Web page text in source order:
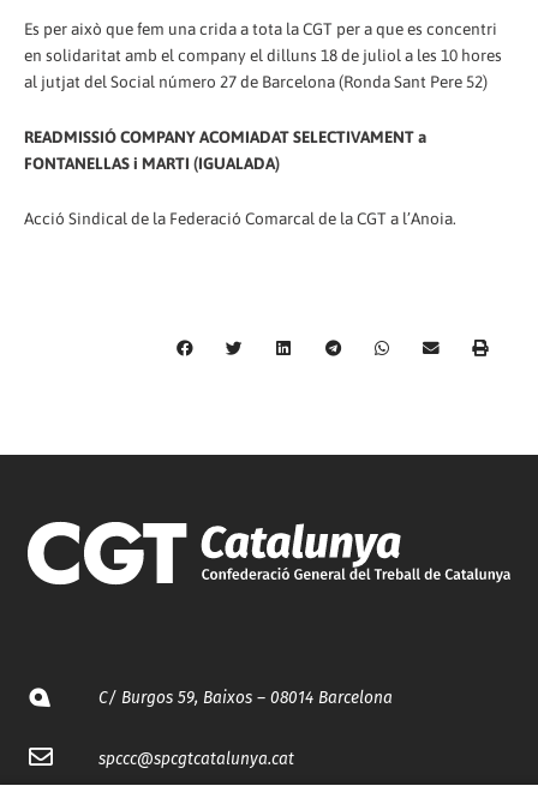
Es per això que fem una crida a tota la CGT per a que es concentri
en solidaritat amb el company el dilluns 18 de juliol a les 10 hores
al jutjat del Social número 27 de Barcelona (Ronda Sant Pere 52)
READMISSIÓ COMPANY ACOMIADAT SELECTIVAMENT a
FONTANELLAS i MARTI (IGUALADA)
Acció Sindical de la Federació Comarcal de la CGT a l’Anoia.
C/ Burgos 59, Baixos – 08014 Barcelona
spccc@spcgtcatalunya.cat